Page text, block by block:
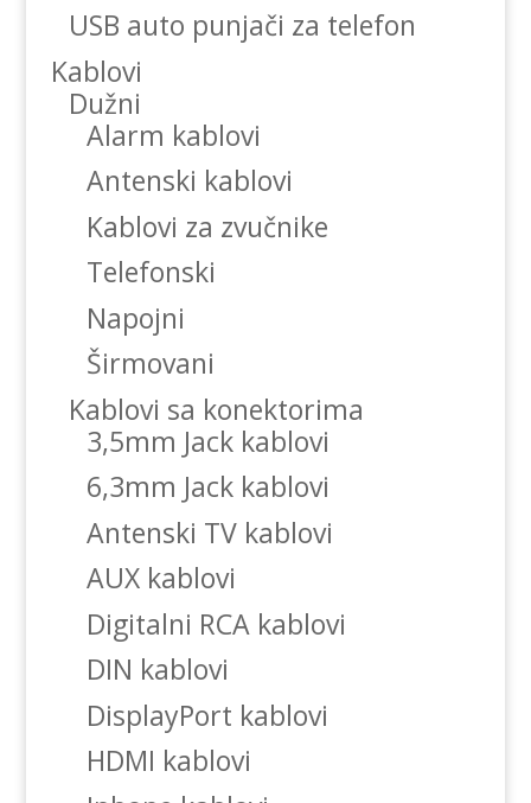
USB auto punjači za telefon
Kablovi
Dužni
Alarm kablovi
Antenski kablovi
Kablovi za zvučnike
Telefonski
Napojni
Širmovani
Kablovi sa konektorima
3,5mm Jack kablovi
6,3mm Jack kablovi
Antenski TV kablovi
AUX kablovi
Digitalni RCA kablovi
DIN kablovi
DisplayPort kablovi
HDMI kablovi